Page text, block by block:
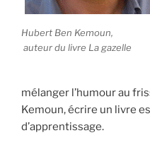
Hubert Ben Kemoun,
auteur du livre La gazelle
mélanger l’humour au
Kemoun, écrire un livre
d’apprentissage.